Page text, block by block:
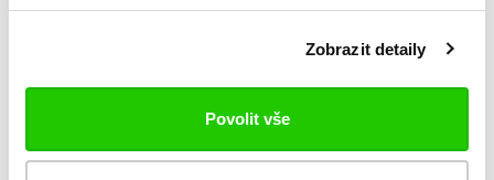
Zobrazit detaily
Povolit vše